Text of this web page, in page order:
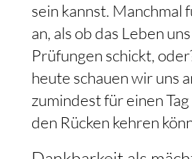
sein kannst. Manchmal
an, als ob das Leben
Prüfungen schickt,
heute schauen wir uns
zumindest für einen
den Rücken kehren